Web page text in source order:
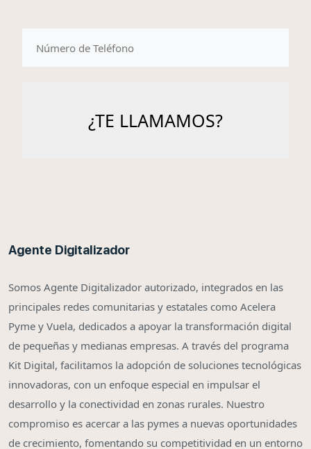
Agente Digitalizador
Somos Agente Digitalizador autorizado, integrados en las
principales redes comunitarias y estatales como Acelera
Pyme y Vuela, dedicados a apoyar la transformación digital
de pequeñas y medianas empresas. A través del programa
Kit Digital, facilitamos la adopción de soluciones tecnológicas
innovadoras, con un enfoque especial en impulsar el
desarrollo y la conectividad en zonas rurales. Nuestro
compromiso es acercar a las pymes a nuevas oportunidades
de crecimiento, fomentando su competitividad en un entorno